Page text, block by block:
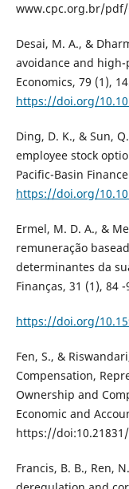
www.cpc.org.br/pdf/
Desai, M. A., &
avoidance and
Economics, 79 (1),
https://doi.org/
Ding, D. K., & Sun,
employee stock
Pacific-Basin
https://doi.org/
Ermel, M. D. A., &
remuneração
determinantes da
Finanças, 31 (1), 84 -
https://doi.org/
Fen, S., &
Compensation,
Ownership and
Economic and
https://
Francis, B. B., Ren,